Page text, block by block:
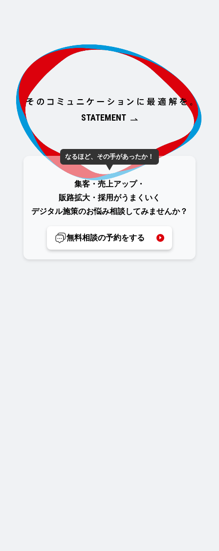
STATEMENT
なるほど、その手があったか！
集客・売上アップ・
販路拡大・採用がうまくいく
デジタル施策のお悩み相談してみませんか？
無料相談の予約をする